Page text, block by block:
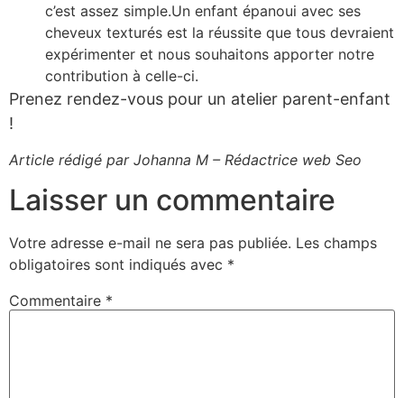
c’est assez simple.Un enfant épanoui avec ses
cheveux texturés est la réussite que tous devraient
expérimenter et nous souhaitons apporter notre
contribution à celle-ci.
Prenez rendez-vous pour un atelier parent-enfant
!
Article rédigé par Johanna M – Rédactrice web Seo
Laisser un commentaire
Votre adresse e-mail ne sera pas publiée. Les champs
obligatoires sont indiqués avec *
Commentaire *